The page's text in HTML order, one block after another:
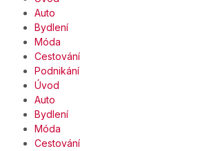
Auto
Bydlení
Móda
Cestování
Podnikání
Úvod
Auto
Bydlení
Móda
Cestování